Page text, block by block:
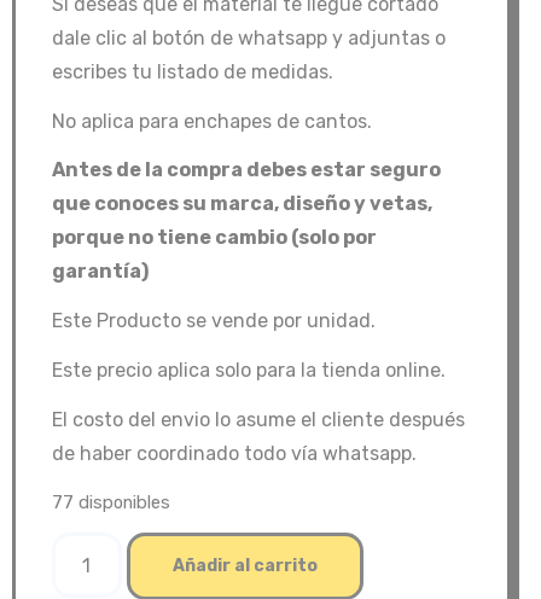
dale clic al botón de whatsapp y adjuntas o
escribes tu listado de medidas.
No aplica para enchapes de cantos.
Antes de la compra debes estar seguro
que conoces su marca, diseño y vetas,
porque no tiene cambio (solo por
garantía)
Este Producto se vende por unidad.
Este precio aplica solo para la tienda online.
El costo del envio lo asume el cliente después
de haber coordinado todo vía whatsapp.
77 disponibles
Añadir al carrito